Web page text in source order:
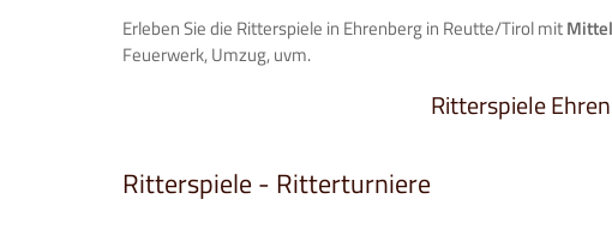
Erleben Sie die Ritterspiele in Ehrenberg in Reutte/Tirol mit
Feuerwerk, Umzug, uvm.
Ritterspiele
Ritterspiele - Ritterturniere